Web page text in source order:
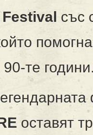
със
те
оставят